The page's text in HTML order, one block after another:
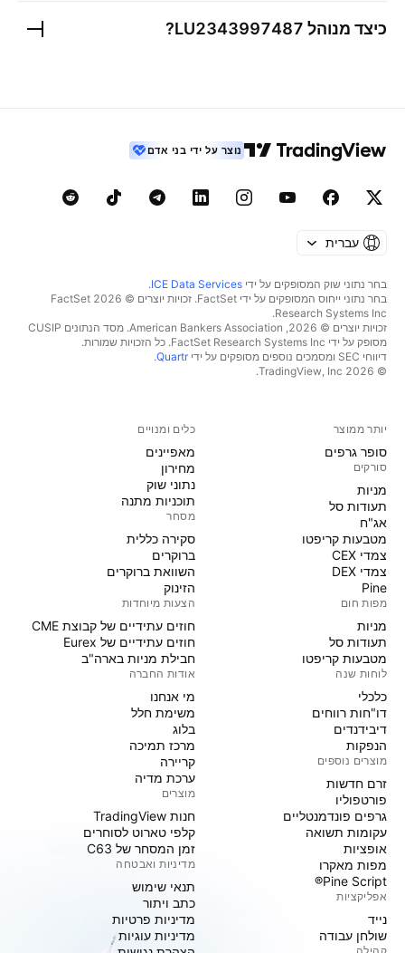
כיצד מנוהל LU2343997487
?
נוצר על ידי בני אדם
עברית
בחר נתוני שוק המסופקים על ידי ICE Data Services
.
בחר נתוני ייחוס המסופקים על ידי FactSet. זכויות יוצרים © 2026 ‏FactSet
Research Systems Inc.‏
זכויות יוצרים © 2026, ‏American Bankers Association. מסד הנתונים CUSIP
מסופק על ידי FactSet Research Systems Inc. כל הזכויות שמורות.
דיווחי SEC ומסמכים נוספים מסופקים על ידי
Quartr
.
© 2026 ‏TradingView, Inc.‏
יותר ממוצר
סופר גרפים
סורקים
מניות‏
תעודות סל
אג"ח
מטבעות קריפטו
צמדי CEX
צמדי DEX
Pine
מפות חום
מניות‏
תעודות סל
מטבעות קריפטו
לוחות שנה
כלכלי
דו"חות רווחים
דיבידנדים
הנפקות
מוצרים נוספים
זרם חדשות
פורטפוליו
גרפים פונדמנטליים
עקומות תשואה
אופציות
מפות מאקרו
Pine Script®
אפליקציות
נייד
שולחן עבודה
כלים ומנויים
מאפיינים
מחירון
נתוני שוק
תוכניות מתנה
מסחר
סקירה כללית
ברוקרים
השוואת ברוקרים
הזינוק
הצעות מיוחדות
חוזים עתידיים של קבוצת CME
חוזים עתידיים של Eurex
חבילת מניות בארה"ב
אודות החברה
מי אנחנו
משימת חלל
בלוג
מרכז תמיכה
קריירה
ערכת מדיה
מוצרים
חנות TradingView
קלפי טארוט לסוחרים
זמן המסחר של C63
מדיניות ואבטחה
תנאי שימוש
כתב ויתור
מדיניות פרטיות
מדיניות עוגיות